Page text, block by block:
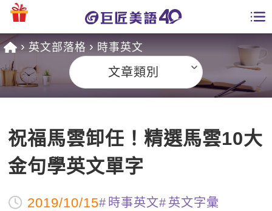
課程總覽
英文課程總表
英文會話
商用英文
全國分校
學員專區
英文部落格 時事英文
文章類別
祝福馬雲卸任！精選馬雲10大
金句學英文單字
2019/10/15 時事英文 英文字彙